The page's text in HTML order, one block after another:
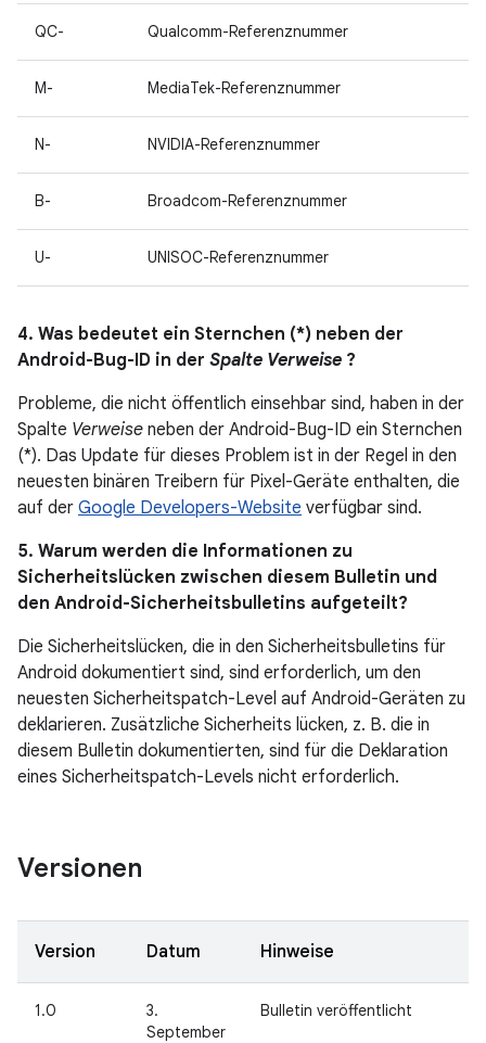
QC- Qualcomm-Referenznummer
M- MediaTek-Referenznummer
N- NVIDIA-Referenznummer
B- Broadcom-Referenznummer
U- UNISOC-Referenznummer
4. Was bedeutet ein Sternchen (*) neben der
Android-Bug-ID in der Spalte Verweise ?
Probleme, die nicht öffentlich einsehbar sind, haben in der
Spalte Verweise neben der Android-Bug-ID ein Sternchen
(*). Das Update für dieses Problem ist in der Regel in den
neuesten binären Treibern für Pixel-Geräte enthalten, die
auf der Google Developers-Website verfügbar sind.
5. Warum werden die Informationen zu
Sicherheitslücken zwischen diesem Bulletin und
den Android-Sicherheitsbulletins aufgeteilt?
Die Sicherheitslücken, die in den Sicherheitsbulletins für
Android dokumentiert sind, sind erforderlich, um den
neuesten Sicherheitspatch-Level auf Android-Geräten zu
deklarieren. Zusätzliche Sicherheits lücken, z. B. die in
diesem Bulletin dokumentierten, sind für die Deklaration
eines Sicherheitspatch-Levels nicht erforderlich.
Versionen
Version Datum Hinweise
1.0
3.
September
Bulletin veröffentlicht